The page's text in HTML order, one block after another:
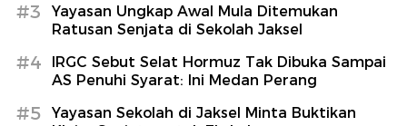
#3
Yayasan Ungkap Awal Mula Ditemukan
Ratusan Senjata di Sekolah Jaksel
#4
IRGC Sebut Selat Hormuz Tak Dibuka Sampai
AS Penuhi Syarat: Ini Medan Perang
#5
Yayasan Sekolah di Jaksel Minta Buktikan